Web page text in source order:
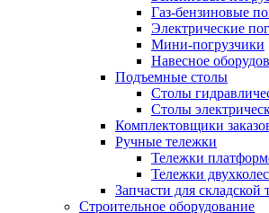
Газ-бензиновые
Электрические
Мини-погрузчики
Навесное
Подъемные столы
Столы
Столы
Комплектовщики
Ручные тележки
Тележки
Тележки
Запчасти для складской
Строительное оборудование